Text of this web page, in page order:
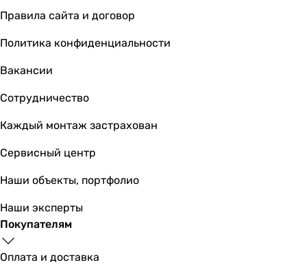
97 951грн
Основные характеристики
Площадь помещения
Правила сайта и договор
Политика конфиденциальности
Вакансии
Сотрудничество
Каждый монтаж застрахован
Сервисный центр
Наши объекты, портфолио
Наши эксперты
Покупателям
Оплата и доставка